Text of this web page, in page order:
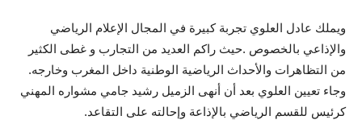
ويملك عادل العلوي تجربة كبيرة في المجال الإعلام الرياضي
والإذاعي بالخصوص .حيث راكم العديد من التجارب و غطى الكثير
من التظاهرات والأحداث الرياضية الوطنية داخل المغرب وخارجه.
وجاء تعيين العلوي بعد أن أنهى الزميل رشيد جامي مشواره المهني
كرئيس للقسم الرياضي بالإذاعة وإحالته على التقاعد.